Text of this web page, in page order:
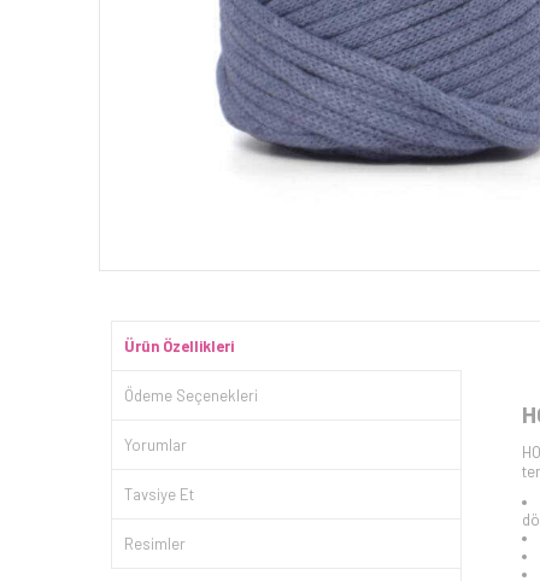
Ürün Özellikleri
Ödeme Seçenekleri
Yorumlar
Tavsiye Et
Resimler